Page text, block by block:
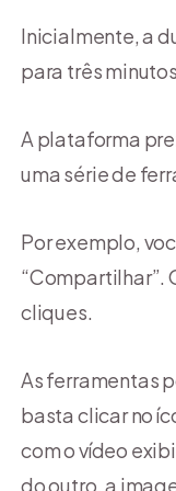
Inicialmente, a
para três
A plataforma
uma série de
Por exemplo,
“Compartilhar”.
cliques.
As ferramentas
basta clicar no
com o vídeo
do outro, a